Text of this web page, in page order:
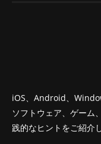
iOS、Android、
ソフトウェア、ゲーム
践的なヒントをご紹介